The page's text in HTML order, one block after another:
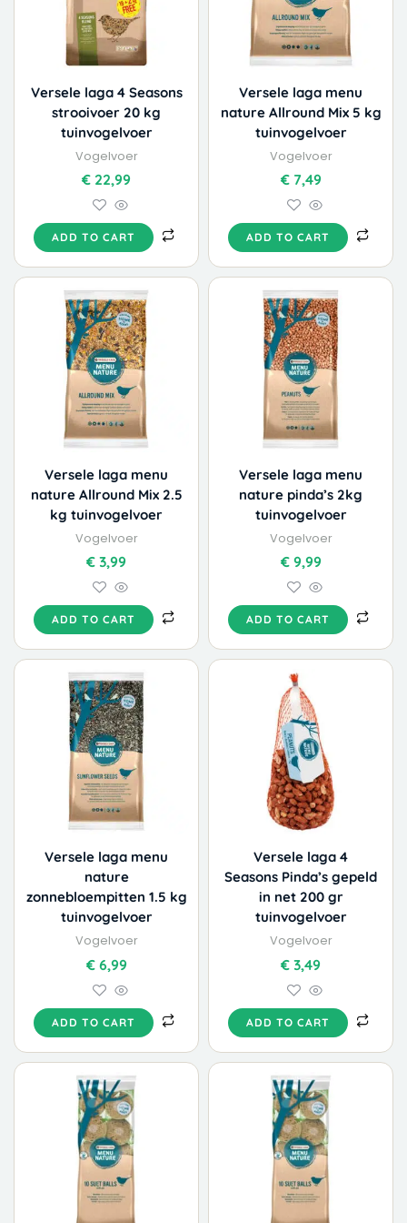
Versele laga 4 Seasons
strooivoer 20 kg
tuinvogelvoer
Vogelvoer
€ 22,99
ADD TO CART
Versele laga menu
nature Allround Mix 5 kg
tuinvogelvoer
Vogelvoer
€7,49
ADD TO CART
Versele laga menu
nature Allround Mix 2.5
kg tuinvogelvoer
Vogelvoer
€ 3,99
ADD TO CART
Versele laga menu
nature pinda’s 2kg
tuinvogelvoer
Vogelvoer
€9,99
ADD TO CART
Versele laga menu
nature
zonnebloempitten 1.5 kg
tuinvogelvoer
Vogelvoer
€6,99
ADD TO CART
Versele laga 4
Seasons Pinda’s gepeld
in net 200 gr
tuinvogelvoer
Vogelvoer
€ 3,49
ADD TO CART